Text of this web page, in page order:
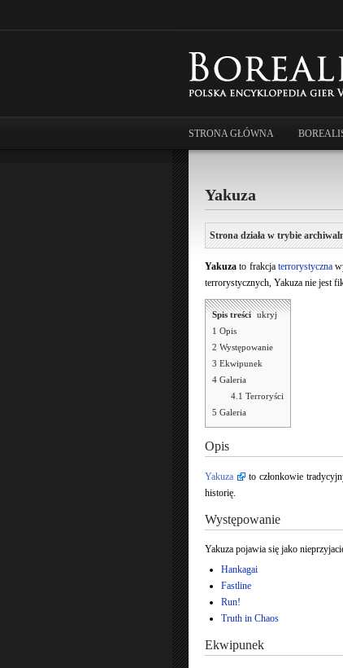
STRONA GŁÓWNA
Yakuza
Strona działa w trybie
Yakuza to frakcja terrorystyczna
terrorystycznych, Yakuza nie jest
Spis treści [ukryj]
1 Opis
2 Występowanie
3 Ekwipunek
4 Galeria
4.1 Terroryści
5 Galeria
Opis
Yakuza to członkowie
historię.
Występowanie
Yakuza pojawia się jako
Hankagai
Fastline
Run!
Truth in Chaos
Ekwipunek